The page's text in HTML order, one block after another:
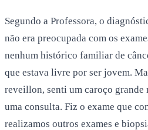
Segundo a Professora, o
não era preocupada com os
nenhum histórico familiar de
que estava livre por ser jovem.
reveillon, senti um caroço grande
uma consulta. Fiz o exame que
realizamos outros exames e